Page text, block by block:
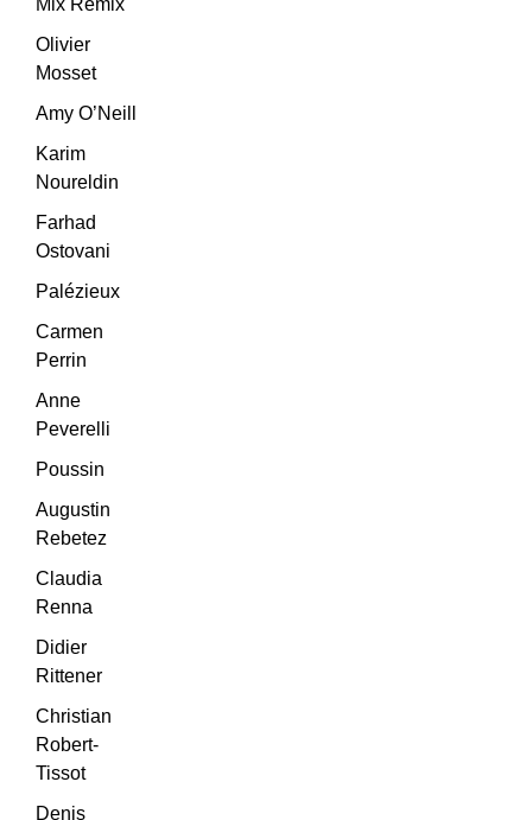
Mix Remix
Olivier
Mosset
Amy O’Neill
Karim
Noureldin
Farhad
Ostovani
Palézieux
Carmen
Perrin
Anne
Peverelli
Poussin
Augustin
Rebetez
Claudia
Renna
Didier
Rittener
Christian
Robert-
Tissot
Denis